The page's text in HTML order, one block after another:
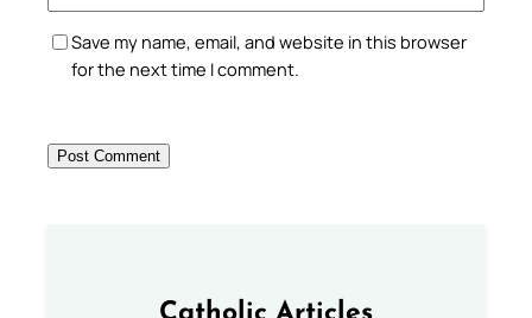
Save my name, email, and website in this browser
for the next time I comment.